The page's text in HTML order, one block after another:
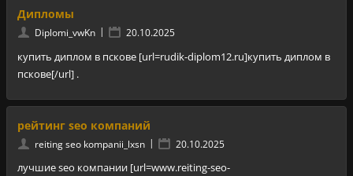
Дипломы
Diplomi_vwKn | 20.10.2025
купить диплом в пскове [url=rudik-diplom12.ru]купить диплом в
пскове[/url] .
рейтинг seo компаний
reiting seo kompanii_lxsn | 20.10.2025
лучшие seo компании [url=www.reiting-seo-